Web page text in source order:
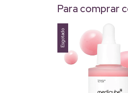
Para comprar
Esgotado